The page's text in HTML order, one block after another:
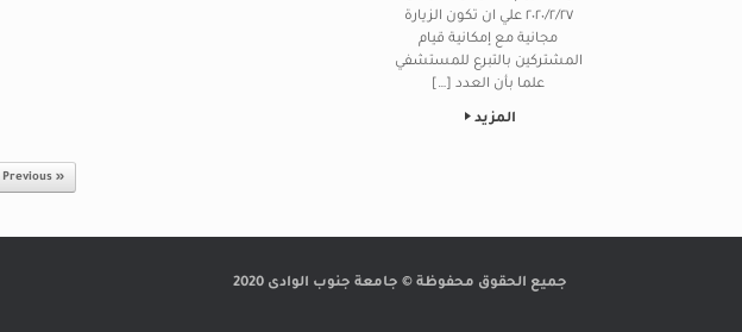
٢٠٢٠/٢/٢٧ علي ان تكون الزيارة
مجانية مع إمكانية قيام
المشتركين بالتبرع للمستشفي
علما بأن العدد […]
المزيد
« Previous
جميع الحقوق محفوظة © جامعة جنوب الوادى 2020